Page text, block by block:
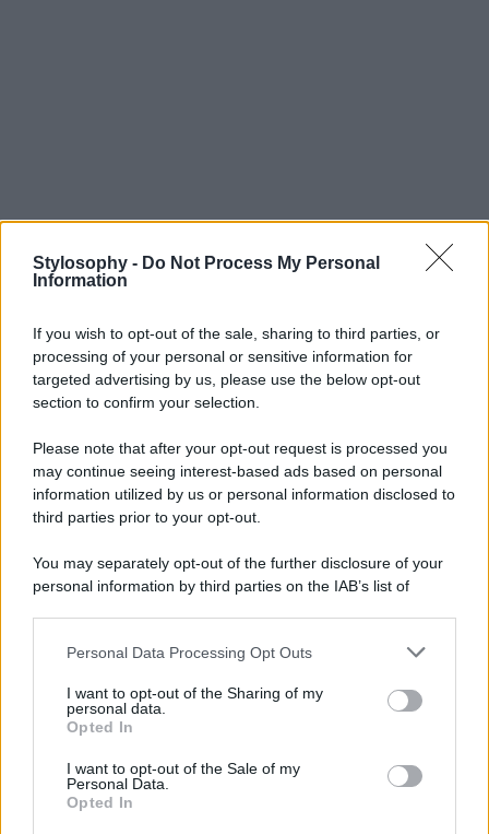
Stylosophy - Do Not Process My Personal
Information
If you wish to opt-out of the sale, sharing to third parties, or
processing of your personal or sensitive information for
targeted advertising by us, please use the below opt-out
section to confirm your selection.
Please note that after your opt-out request is processed you
may continue seeing interest-based ads based on personal
information utilized by us or personal information disclosed to
third parties prior to your opt-out.
You may separately opt-out of the further disclosure of your
personal information by third parties on the IAB’s list of
This information may also be disclosed by us to third parties
disclose it to other third parties.
Please note that this website/app uses one or more Google
services and may gather and store information including but
not limited to your visit or usage behaviour. You may click to
grant or deny consent to Google and its third-party tags to
Personal Data Processing Opt Outs
I want to opt-out of the Sharing of my
personal data.
Opted In
I want to opt-out of the Sale of my
Personal Data.
Opted In